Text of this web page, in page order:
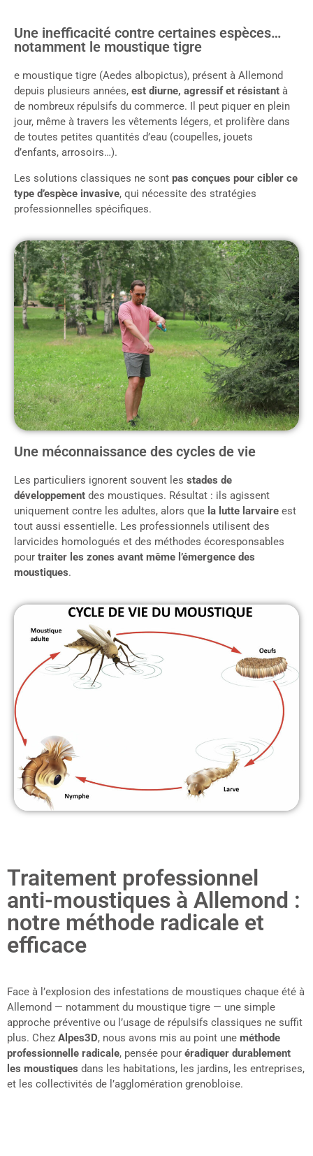
Une inefficacité contre certaines espèces…
notamment le moustique tigre
e moustique tigre (Aedes albopictus), présent à Allemond
depuis plusieurs années, est diurne, agressif et résistant à
de nombreux répulsifs du commerce. Il peut piquer en plein
jour, même à travers les vêtements légers, et prolifère dans
de toutes petites quantités d’eau (coupelles, jouets
d’enfants, arrosoirs…).
Les solutions classiques ne sont pas conçues pour cibler ce
type d’espèce invasive, qui nécessite des stratégies
professionnelles spécifiques.
Une méconnaissance des cycles de vie
Les particuliers ignorent souvent les stades de
développement des moustiques. Résultat : ils agissent
uniquement contre les adultes, alors que la lutte larvaire est
tout aussi essentielle. Les professionnels utilisent des
larvicides homologués et des méthodes écoresponsables
pour traiter les zones avant même l’émergence des
moustiques.
Traitement professionnel
anti-moustiques à Allemond :
notre méthode radicale et
efficace
Face à l’explosion des infestations de moustiques chaque été à
Allemond — notamment du moustique tigre — une simple
approche préventive ou l’usage de répulsifs classiques ne suffit
plus. Chez Alpes3D, nous avons mis au point une méthode
professionnelle radicale, pensée pour éradiquer durablement
les moustiques dans les habitations, les jardins, les entreprises,
et les collectivités de l’agglomération grenobloise.